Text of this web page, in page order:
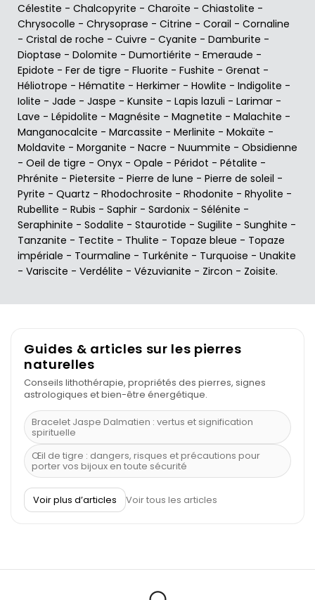
Célestite - Chalcopyrite - Charoïte - Chiastolite -
Chrysocolle - Chrysoprase - Citrine - Corail - Cornaline
- Cristal de roche - Cuivre - Cyanite - Damburite -
Dioptase - Dolomite - Dumortiérite - Emeraude -
Epidote - Fer de tigre - Fluorite - Fushite - Grenat -
Héliotrope - Hématite - Herkimer - Howlite - Indigolite -
Iolite - Jade - Jaspe - Kunsite - Lapis lazuli - Larimar -
Lave - Lépidolite - Magnésite - Magnetite - Malachite -
Manganocalcite - Marcassite - Merlinite - Mokaïte -
Moldavite - Morganite - Nacre - Nuummite - Obsidienne
- Oeil de tigre - Onyx - Opale - Péridot - Pétalite -
Phrénite - Pietersite - Pierre de lune - Pierre de soleil -
Pyrite - Quartz - Rhodochrosite - Rhodonite - Rhyolite -
Rubellite - Rubis - Saphir - Sardonix - Sélénite -
Seraphinite - Sodalite - Staurotide - Sugilite - Sunghite -
Tanzanite - Tectite - Thulite - Topaze bleue - Topaze
impériale - Tourmaline - Turkénite - Turquoise - Unakite
- Variscite - Verdélite - Vézuvianite - Zircon - Zoisite.
Guides & articles sur les pierres
naturelles
Conseils lithothérapie, propriétés des pierres, signes
astrologiques et bien-être énergétique.
Bracelet Jaspe Dalmatien : vertus et signification
spirituelle
Œil de tigre : dangers, risques et précautions pour
porter vos bijoux en toute sécurité
À quel poignet porter un bracelet de pierre
Découvrez le scorpion et ses pierres
Voir plus d’articles Voir tous les articles